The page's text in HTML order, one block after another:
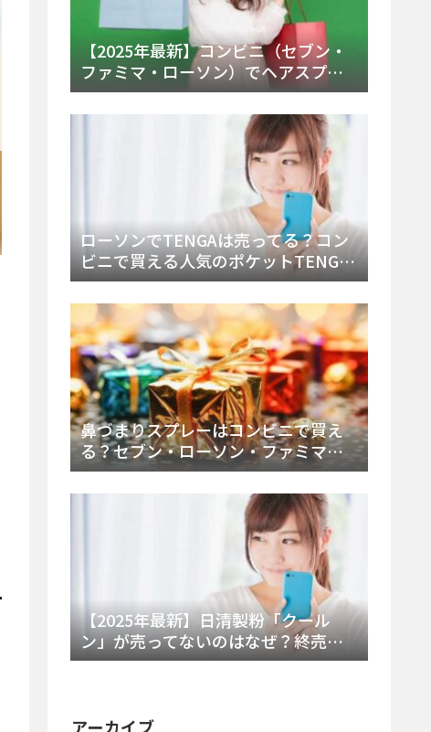
【2025年最新】コンビニ（セブン・
ファミマ・ローソン）でヘアスプレ
ーは売ってる？販売場所と買える種
類・値段を徹底調査！
ローソンでTENGAは売ってる？コン
ビニで買える人気のポケットTENGA
とエッグの取り扱い店舗と陳列場所
を徹底解説！
鼻づまりスプレーはコンビニで買え
る？セブン・ローソン・ファミマの
販売時間と主要製品を徹底解説
【2025年最新】日清製粉「クール
ン」が売ってないのはなぜ？終売の
真相とレアチーズケーキ代替品・再
アーカイブ